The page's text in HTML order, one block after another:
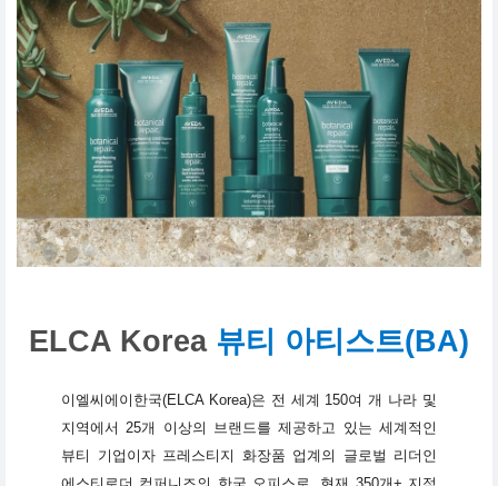
ELCA Korea 뷰티 아티스트(BA)
이엘씨에이한국(ELCA Korea)은 전 세계 150여 개 나라 및
지역에서 25개 이상의 브랜드를 제공하고 있는 세계적인
뷰티 기업이자 프레스티지 화장품 업계의 글로벌 리더인